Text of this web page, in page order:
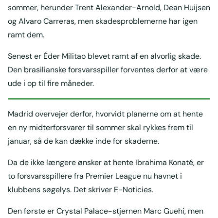
sommer, herunder Trent Alexander-Arnold, Dean Huijsen
og Alvaro Carreras, men skadesproblemerne har igen
ramt dem.
Senest er Éder Militao blevet ramt af en alvorlig skade.
Den brasilianske forsvarsspiller forventes derfor at være
ude i op til fire måneder.
Madrid overvejer derfor, hvorvidt planerne om at hente
en ny midterforsvarer til sommer skal rykkes frem til
januar, så de kan dække inde for skaderne.
Da de ikke længere ønsker at hente Ibrahima Konaté, er
to forsvarsspillere fra Premier League nu havnet i
klubbens søgelys. Det skriver E-Noticies.
Den første er Crystal Palace-stjernen Marc Guehi, men